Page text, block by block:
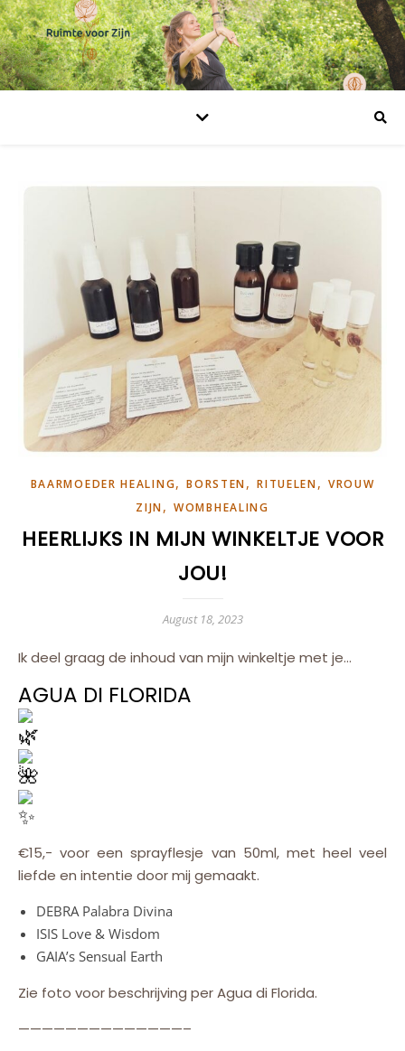
BAARMOEDER HEALING,BORSTEN,RITUELEN, VROUW
ZIJN,WOMBHEALING
HEERLIJKS IN MIJN WINKELTJE VOOR
JOU!
August 18, 2023
Ik deel graag de inhoud van mijn winkeltje met je…
AGUA DI FLORIDA
€15,- voor een sprayflesje van 50ml, met heel veel
liefde en intentie door mij gemaakt.
DEBRA Palabra Divina
ISIS Love & Wisdom
GAIA’s Sensual Earth
Zie foto voor beschrijving per Agua di Florida.
——————————————–